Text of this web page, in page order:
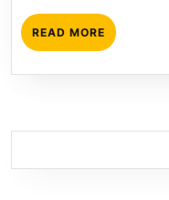
READ MORE READ
MORE